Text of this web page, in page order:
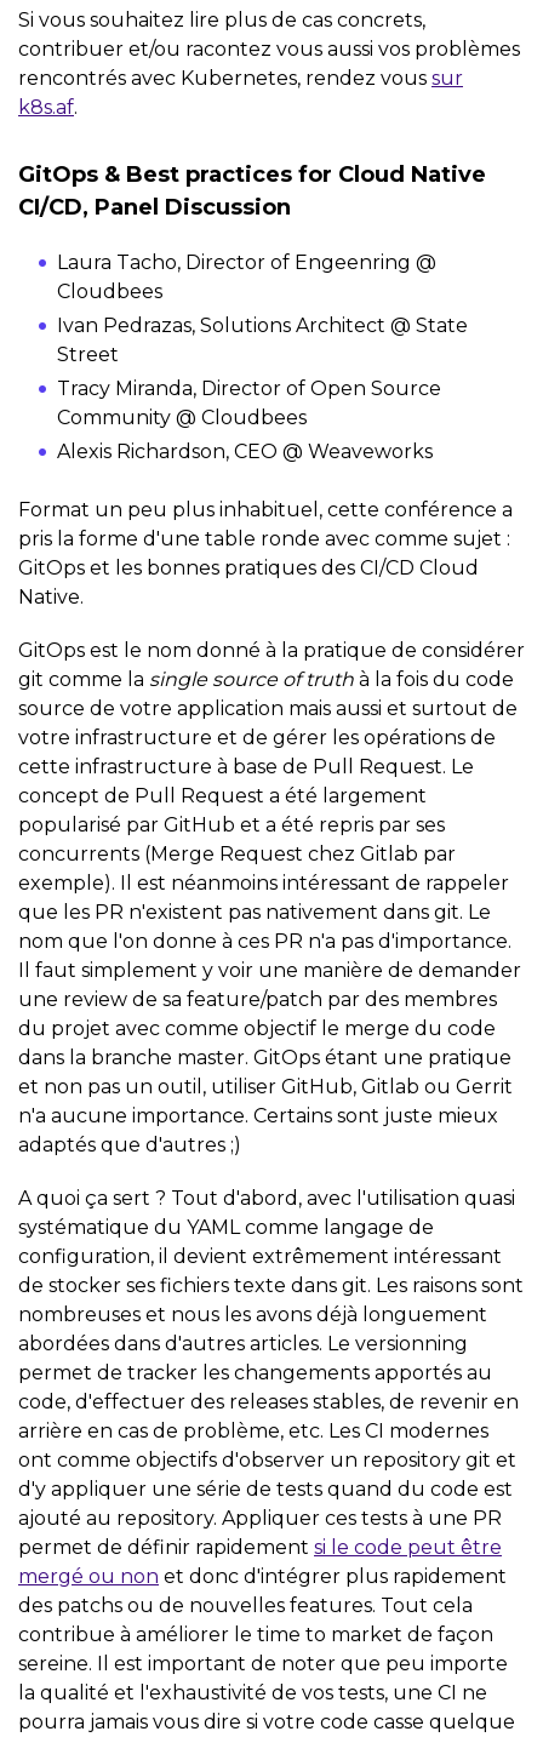
Si vous souhaitez lire plus de cas concrets,
contribuer et/ou racontez vous aussi vos problèmes
rencontrés avec Kubernetes, rendez vous sur
k8s.af.
GitOps & Best practices for Cloud Native
CI/CD, Panel Discussion
Laura Tacho, Director of Engeenring @
Cloudbees
Ivan Pedrazas, Solutions Architect @ State
Street
Tracy Miranda, Director of Open Source
Community @ Cloudbees
Alexis Richardson, CEO @ Weaveworks
Format un peu plus inhabituel, cette conférence a
pris la forme d'une table ronde avec comme sujet :
GitOps et les bonnes pratiques des CI/CD Cloud
Native.
GitOps est le nom donné à la pratique de considérer
git comme la single source of truth à la fois du code
source de votre application mais aussi et surtout de
votre infrastructure et de gérer les opérations de
cette infrastructure à base de Pull Request. Le
concept de Pull Request a été largement
popularisé par GitHub et a été repris par ses
concurrents (Merge Request chez Gitlab par
exemple). Il est néanmoins intéressant de rappeler
que les PR n'existent pas nativement dans git. Le
nom que l'on donne à ces PR n'a pas d'importance.
Il faut simplement y voir une manière de demander
une review de sa feature/patch par des membres
du projet avec comme objectif le merge du code
dans la branche master. GitOps étant une pratique
et non pas un outil, utiliser GitHub, Gitlab ou Gerrit
n'a aucune importance. Certains sont juste mieux
adaptés que d'autres ;)
A quoi ça sert ? Tout d'abord, avec l'utilisation quasi
systématique du YAML comme langage de
configuration, il devient extrêmement intéressant
de stocker ses fichiers texte dans git. Les raisons sont
nombreuses et nous les avons déjà longuement
abordées dans d'autres articles. Le versionning
permet de tracker les changements apportés au
code, d'effectuer des releases stables, de revenir en
arrière en cas de problème, etc. Les CI modernes
ont comme objectifs d'observer un repository git et
d'y appliquer une série de tests quand du code est
ajouté au repository. Appliquer ces tests à une PR
permet de définir rapidement si le code peut être
mergé ou non et donc d'intégrer plus rapidement
des patchs ou de nouvelles features. Tout cela
contribue à améliorer le time to market de façon
sereine. Il est important de noter que peu importe
la qualité et l'exhaustivité de vos tests, une CI ne
pourra jamais vous dire si votre code casse quelque